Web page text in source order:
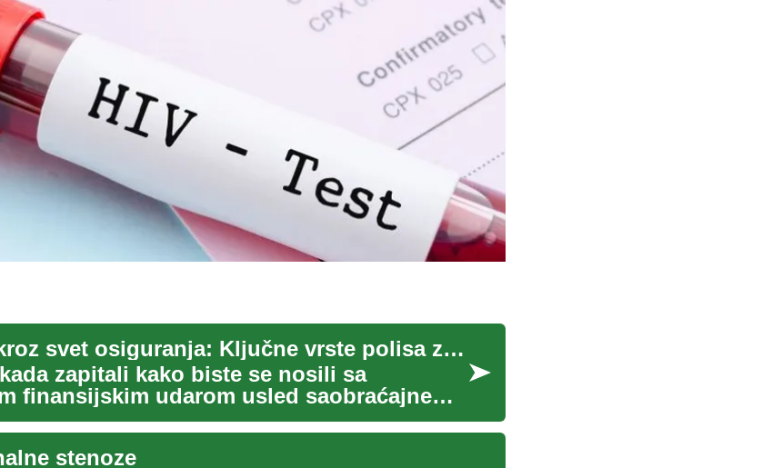
Lični vodič kroz svet osiguranja: Ključne vrste polisa za zaštitu vas i vaših najmilijih
zapitali kako biste se nosili sa
finansijskim udarom usled saobraćajne
stenoze